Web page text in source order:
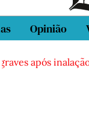
Opinião
após inalação de